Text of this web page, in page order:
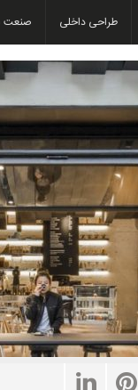
طراحی داخلی صنعت